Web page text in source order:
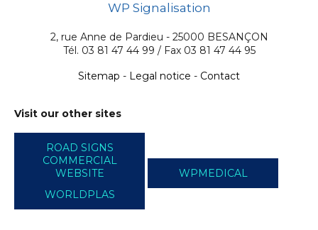
WP Signalisation
2, rue Anne de Pardieu - 25000 BESANÇON
Tél. 03 81 47 44 99 / Fax 03 81 47 44 95
Sitemap - Legal notice - Contact
Visit our other sites
ROAD SIGNS
COMMERCIAL
WEBSITE
WPMEDICAL
WORLDPLAS